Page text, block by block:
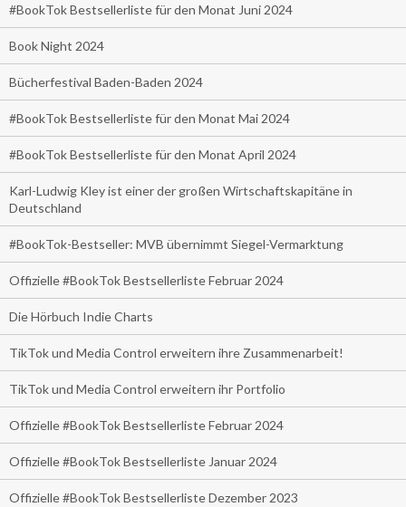
#BookTok Bestsellerliste für den Monat Juni 2024
Book Night 2024
Bücherfestival Baden-Baden 2024
#BookTok Bestsellerliste für den Monat Mai 2024
#BookTok Bestsellerliste für den Monat April 2024
Karl-Ludwig Kley ist einer der großen Wirtschaftskapitäne in
Deutschland
#BookTok-Bestseller: MVB übernimmt Siegel-Vermarktung
Offizielle #BookTok Bestsellerliste Februar 2024
Die Hörbuch Indie Charts
TikTok und Media Control erweitern ihre Zusammenarbeit!
TikTok und Media Control erweitern ihr Portfolio
Offizielle #BookTok Bestsellerliste Februar 2024
Offizielle #BookTok Bestsellerliste Januar 2024
Offizielle #BookTok Bestsellerliste Dezember 2023